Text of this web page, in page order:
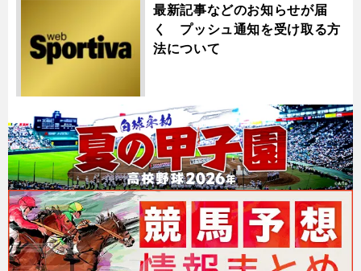
最新記事などのお知らせが届
く プッシュ通知を受け取る方
法について